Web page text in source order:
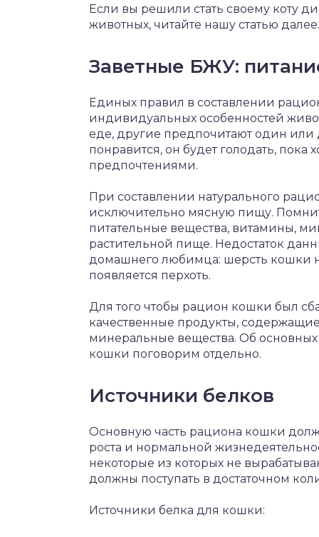
Если вы решили стать своему коту
животных, читайте нашу статью далее.
Заветные БЖУ:
Единых правил в составлении
индивидуальных особенностей
еде, другие предпочитают один
понравится, он будет голодать, пока
предпочтениями.
При составлении натурального
исключительно мясную пищу.
питательные вещества, витамины,
растительной пище. Недостаток
домашнего любимца: шерсть кошки
появляется перхоть.
Для того чтобы рацион кошки был
качественные продукты,
минеральные вещества. Об
кошки поговорим отдельно.
Источники белков
Основную часть рациона кошки
роста и нормальной
некоторые из которых не
должны поступать в достаточном
Источники белка для кошки: